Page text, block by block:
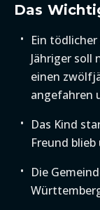
Das
Ein
Jähriger soll
einen
angefahren
Das Kind
Freund
Die